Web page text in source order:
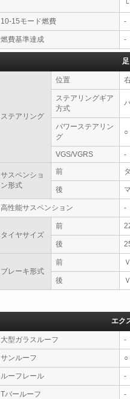
10-15モード燃費 -
燃費基準達成 -
ステアリング
位置
ステアリングギア
方式
パワーステアリン
グ
○
VGS/VGRS -
サスペンショ
ン形式
前
後
高性能サスペンション -
タイヤサイズ
前
後
ブレーキ形式
前
後
エク
大型ガラスルーフ -
サンルーフ ○
ルーフレール -
Tバールーフ -